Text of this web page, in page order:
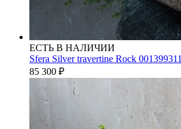
ЕСТЬ В НАЛИЧИИ
Sfera Silver travertine Rock 001399311
85 300 ₽